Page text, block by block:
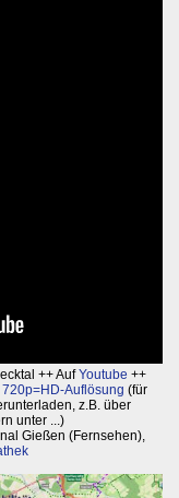
++ AufYoutube ++
Auflösung (für
z.B. über
unter ...)
Gießen (Fernsehen),